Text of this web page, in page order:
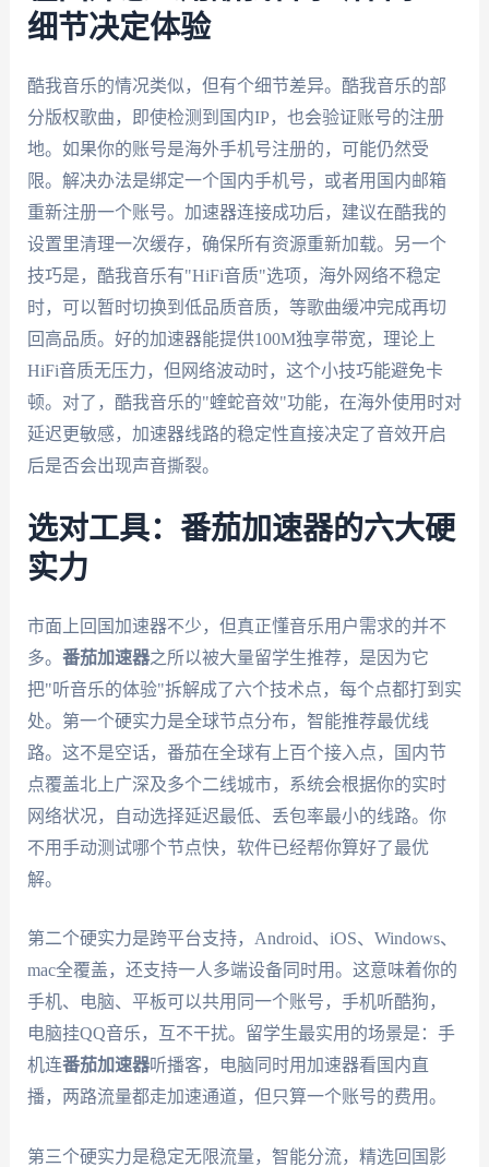
细节决定体验
酷我音乐的情况类似，但有个细节差异。酷我音乐的部
分版权歌曲，即使检测到国内IP，也会验证账号的注册
地。如果你的账号是海外手机号注册的，可能仍然受
限。解决办法是绑定一个国内手机号，或者用国内邮箱
重新注册一个账号。加速器连接成功后，建议在酷我的
设置里清理一次缓存，确保所有资源重新加载。另一个
技巧是，酷我音乐有"HiFi音质"选项，海外网络不稳定
时，可以暂时切换到低品质音质，等歌曲缓冲完成再切
回高品质。好的加速器能提供100M独享带宽，理论上
HiFi音质无压力，但网络波动时，这个小技巧能避免卡
顿。对了，酷我音乐的"蝰蛇音效"功能，在海外使用时对
延迟更敏感，加速器线路的稳定性直接决定了音效开启
后是否会出现声音撕裂。
选对工具：番茄加速器的六大硬
实力
市面上回国加速器不少，但真正懂音乐用户需求的并不
多。 番茄加速器之所以被大量留学生推荐，是因为它
把"听音乐的体验"拆解成了六个技术点，每个点都打到实
处。第一个硬实力是全球节点分布，智能推荐最优线
路。这不是空话，番茄在全球有上百个接入点，国内节
点覆盖北上广深及多个二线城市，系统会根据你的实时
网络状况，自动选择延迟最低、丢包率最小的线路。你
不用手动测试哪个节点快，软件已经帮你算好了最优
解。
第二个硬实力是跨平台支持，Android、iOS、Windows、
mac全覆盖，还支持一人多端设备同时用。这意味着你的
手机、电脑、平板可以共用同一个账号，手机听酷狗，
电脑挂QQ音乐，互不干扰。留学生最实用的场景是：手
机连番茄加速器听播客，电脑同时用加速器看国内直
播，两路流量都走加速通道，但只算一个账号的费用。
第三个硬实力是稳定无限流量，智能分流，精选回国影